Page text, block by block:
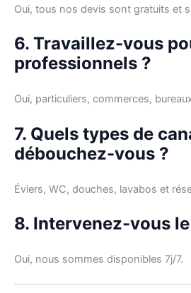
Oui, tous nos devis sont gratuits et
6. Travaillez-vous
professionnels ?
Oui, particuliers, commerces,
7. Quels types de
débouchez-vous ?
Éviers, WC, douches, lavabos et
8. Intervenez-vous
Oui, nous sommes disponibles 7j/7.